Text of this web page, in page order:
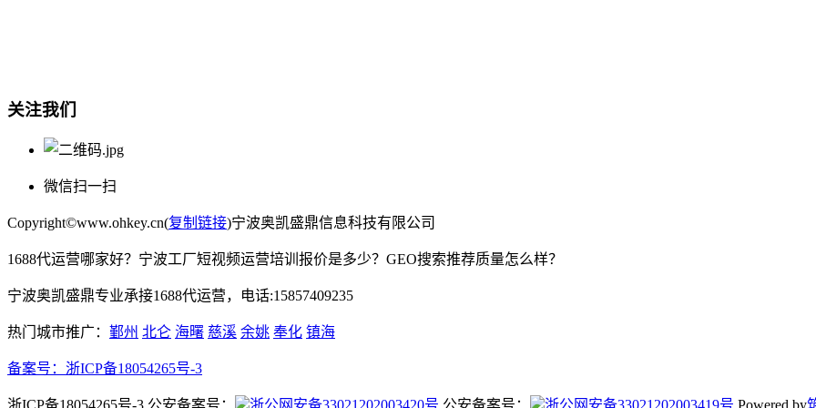
关注我们
微信扫一扫
Copyright©www.ohkey.cn(复制链接)宁波奥凯盛鼎信息科技有限公司
1688代运营哪家好？宁波工厂短视频运营培训报价是多少？GEO搜索推荐质量怎么样？
宁波奥凯盛鼎专业承接1688代运营，电话:15857409235
热门城市推广： 鄞州 北仑 海曙 慈溪 余姚 奉化 镇海
备案号： 浙ICP备18054265号-3
浙ICP备18054265号-3 公安备案号： 浙公网安备33021202003420号 公安备案号： 浙公网安备33021202003419号 Powered by